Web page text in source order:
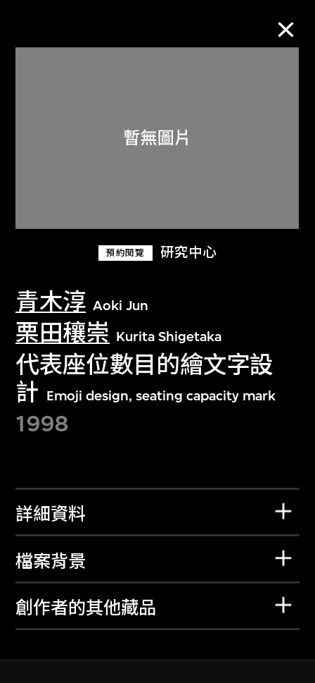
預約閱覽 研究中心
青木淳 Aoki Jun
栗田穰崇 Kurita Shigetaka
代表座位數目的繪文字設
計 Emoji design, seating capacity mark
1998
詳細資料
檔案背景
創作者的其他藏品
關於M+藏品
探索世界頂級的二十及二十一世紀視覺
文化藏品。